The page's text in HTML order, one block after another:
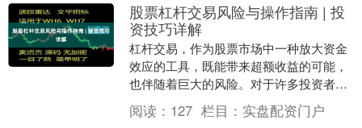
股票杠杆交易风险与操作指南 | 投
资技巧详解
杠杆交易，作为股票市场中一种放大资金
效应的工具，既能带来超额收益的可能，
也伴随着巨大的风险。对于许多投资者而
言，杠杆交易如同一把双刃剑，使用得当
可加速财富积累股....
阅读： 127 栏目： 实盘配资门户